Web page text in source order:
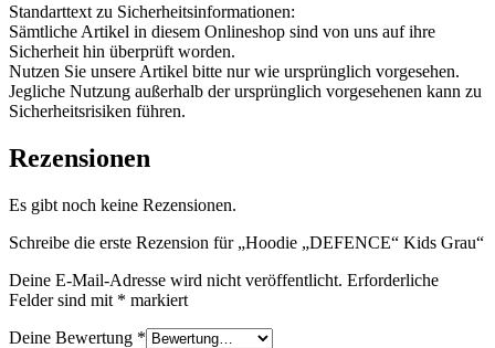
Standarttext zu Sicherheitsinformationen:
Sämtliche Artikel in diesem Onlineshop sind von uns auf ihre
Sicherheit hin überprüft worden.
Nutzen Sie unsere Artikel bitte nur wie ursprünglich vorgesehen.
Jegliche Nutzung außerhalb der ursprünglich vorgesehenen kann zu
Sicherheitsrisiken führen.
Rezensionen
Es gibt noch keine Rezensionen.
Schreibe die erste Rezension für „Hoodie „DEFENCE“ Kids Grau“
Deine E-Mail-Adresse wird nicht veröffentlicht. Erforderliche
Felder sind mit * markiert
Deine Bewertung *